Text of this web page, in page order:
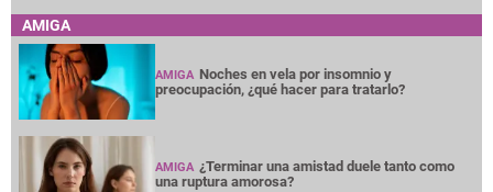
AMIGA
AMIGA Noches en vela por insomnio y
preocupación, ¿qué hacer para tratarlo?
AMIGA ¿Terminar una amistad duele tanto como
una ruptura amorosa?